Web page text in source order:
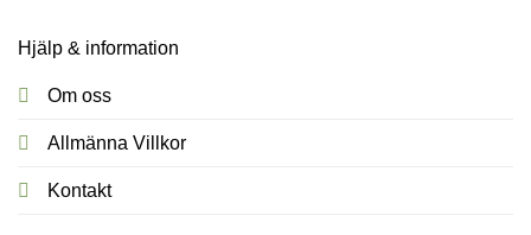
Hjälp & information
Om oss
Allmänna Villkor
Kontakt